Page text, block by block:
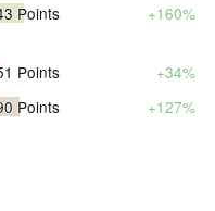
Points +160%
Points
+34%
Points +127%